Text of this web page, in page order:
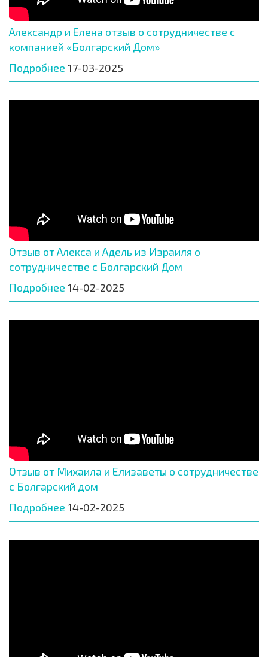
Александр и Елена отзыв о сотрудничестве с
компанией «Болгарский Дом»
Подробнее 17-03-2025
Отзыв от Алекса и Адель из Израиля о
сотрудничестве с Болгарский Дом
Подробнее 14-02-2025
Отзыв от Михаила и Елизаветы о сотрудничестве
с Болгарский дом
Подробнее 14-02-2025